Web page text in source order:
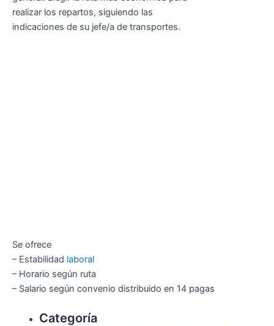
realizar los repartos, siguiendo las
indicaciones de su jefe/a de transportes.
Se ofrece
– Estabilidad laboral
– Horario según ruta
– Salario según convenio distribuido en 14 pagas
Categoría